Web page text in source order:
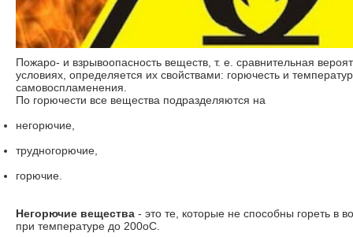
Пожаро- и взрывоопасность веществ, т. е. сравнительная
условиях, определяется их свойствами: горючесть и
самовоспламенения.
По горючести все вещества подразделяются на
негорючие,
трудногорючие,
горючие.
Негорючие вещества - это те, которые не способны гореть в
при температуре до 200oС.